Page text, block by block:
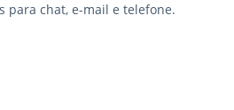
para chat, e-mail e telefone.